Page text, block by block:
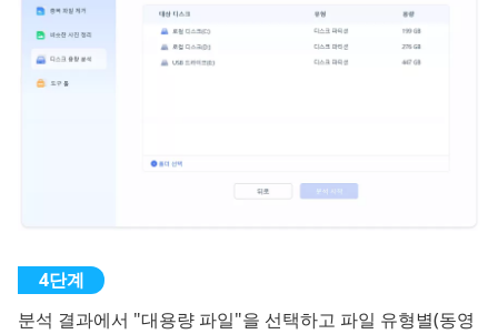
분석 결과에서 "대용량 파일"을 선택하고 파일 유형별(동영